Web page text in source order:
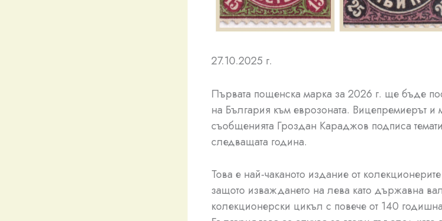
27.10.2025 г.
Първата пощенска марка за 2026 г. ще бъде
на България към еврозоната. Вицепремиерът и
съобщенията Гроздан Караджов подписа
следващата година.
Това е най-чаканото издание от
защото изваждането на лева като държавна
колекционерски цикъл с повече от 140